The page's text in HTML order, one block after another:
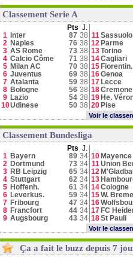
Classement Serie A
Pts J.
1 Inter 87 38 11Sassuolo
2 Naples 76 38 12 Parme
3 AS Rome 73 38 13Torino
4 Calcio Côme 71 38 14Cagliari
5 Milan AC 70 38 15 Fiorentin.
6 Juventus 69 38 16Genoa
7 Atalanta 59 38 17 Lecce
8 Bologne 56 38 18
9 Lazio 54 38 19 He.
10Udinese 50 38 20 Pise
Voir le
Classement Bundesliga
Pts J.
1 Bayern 89 34 10 Mayence
2 Dortmund 73 34 11Union
3 RB Leipzig 65 34 12
4 Stuttgart 62 34 13
5 Hoffenh. 61 34 14Cologne
6 Leverkus. 59 34 15W. Breme
7 Fribourg 47 34 16
8 Francfort 44 34 17 FC
9 Augsbourg 43 34 18St Pauli
Voir le
Ça a fait le buzz depuis 7